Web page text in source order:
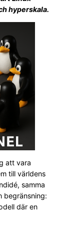
hyperskala.
att vara
till världens
samma
begränsning:
där en